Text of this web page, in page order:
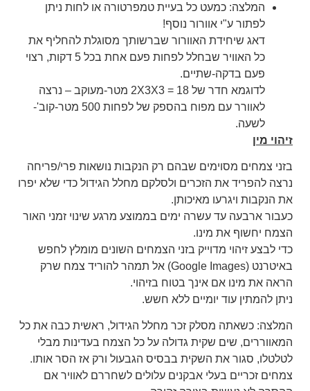
המלצה: כמעט כל בעיית טמפרטורה או לחות ניתן
לפתור ע"י אוורור נוסף!
דאג שיחידת האוורור שברשותך מסוגלת להחליף את
כל האוויר שבחלל לפחות פעם אחת בכל 5 דקות, רצוי
פעם בדקה-שתיים.
לדוגמא חדר של 2X3X3 = 18 מטר-מעוקב – נרצה
לאוורר עם מפוח בהספק של לפחות 500 מטר-קוב'-
לשעה.
זיהוי מין
בזני צמחים מסוימים שבהם רק הנקבות נושאות פרי/פריחה
נרצה להפריד את הזכרים ולסלקם מחלל הגידול כדי שלא יפרו
את הנקבות ויגרעו מאיכותן.
כעבור ארבעה עד עשרה ימים בממוצע מרגע שינוי זמני האור
הצמח יחשוף את מינו.
כדי לבצע זיהוי מדוייק בזני הצמחים השונים מומלץ לחפש
באיטרנט (Google Images) אל תמהר להוריד צמח שרק
הראה את מינו אם אינך בטוח בזיהוי.
ניתן להמתין עוד יומיים ללא חשש.
המלצה: כשאתה מסלק זכר מחלל הגידול, ראשית כבה את כל
המאווררים, שים שקית גדולה על כל הצמח בעדינות מבלי
לטלטלו, סגור את השקית בבסיס הגבעול ורק אז הסר אותו.
צמחים זכריים בעלי אבקנים עלולים לשחררם לאוויר אם